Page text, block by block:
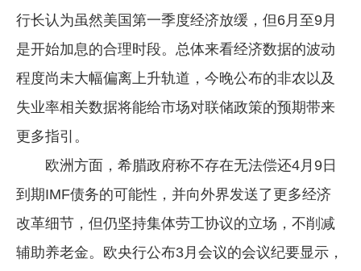
行长认为虽然美国第一季度经济放缓，但6月至9月
是开始加息的合理时段。总体来看经济数据的波动
程度尚未大幅偏离上升轨道，今晚公布的非农以及
失业率相关数据将能给市场对联储政策的预期带来
更多指引。
欧洲方面，希腊政府称不存在无法偿还4月9日
到期IMF债务的可能性，并向外界发送了更多经济
改革细节，但仍坚持集体劳工协议的立场，不削减
辅助养老金。欧央行公布3月会议的会议纪要显示，